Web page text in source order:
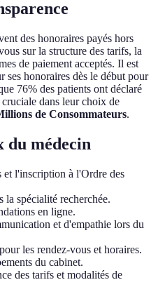
des honoraires payés hors
sur la structure des tarifs, la
de paiement acceptés. Il est
ses honoraires dès le début pour
76% des patients ont déclaré
dans leur choix de
de Consommateurs.
du médecin
l'inscription à l'Ordre des
la spécialité recherchée.
en ligne.
et d'empathie lors du
les rendez-vous et horaires.
du cabinet.
des tarifs et modalités de